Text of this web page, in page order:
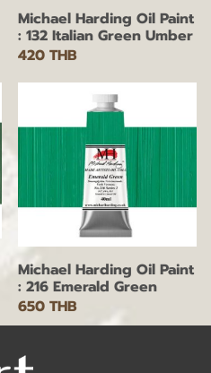
Michael Harding Oil Paint
: 132 Italian Green Umber
420 THB
Michael Harding Oil Paint
: 216 Emerald Green
650 THB